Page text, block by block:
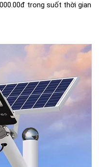
trong suốt thời gian